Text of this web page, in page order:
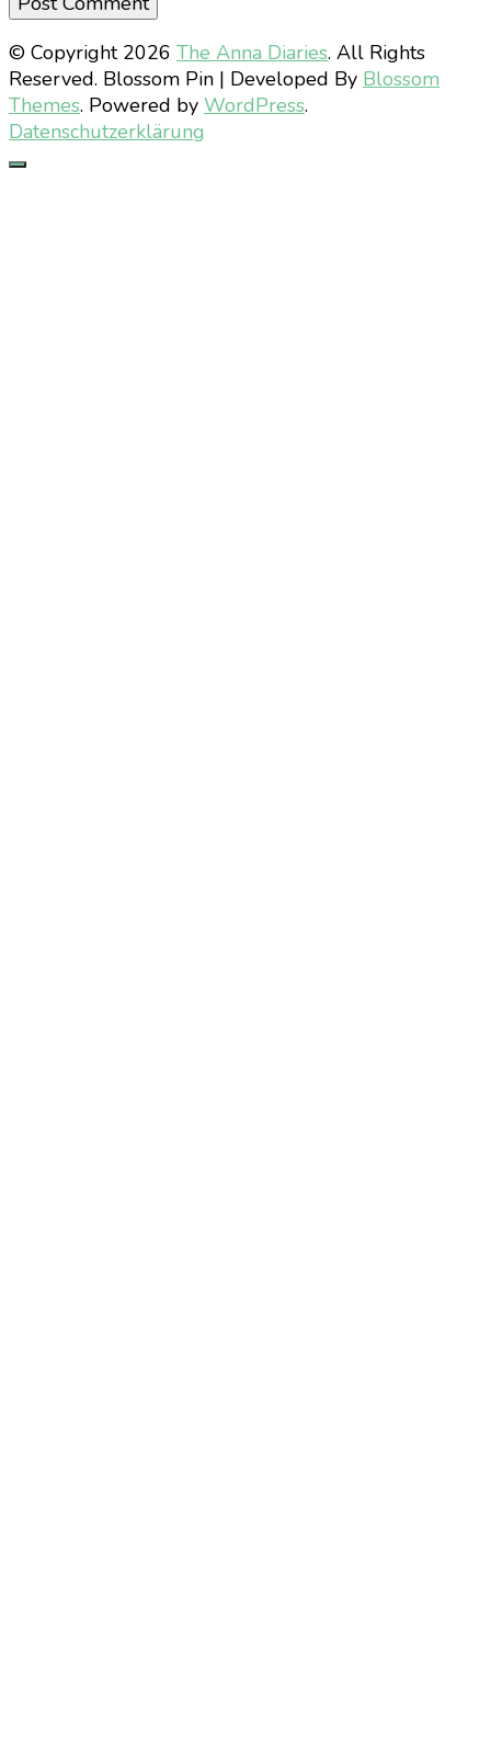
© Copyright 2026 The Anna Diaries. All Rights
Reserved. Blossom Pin | Developed By Blossom
Themes. Powered by WordPress.
Datenschutzerklärung